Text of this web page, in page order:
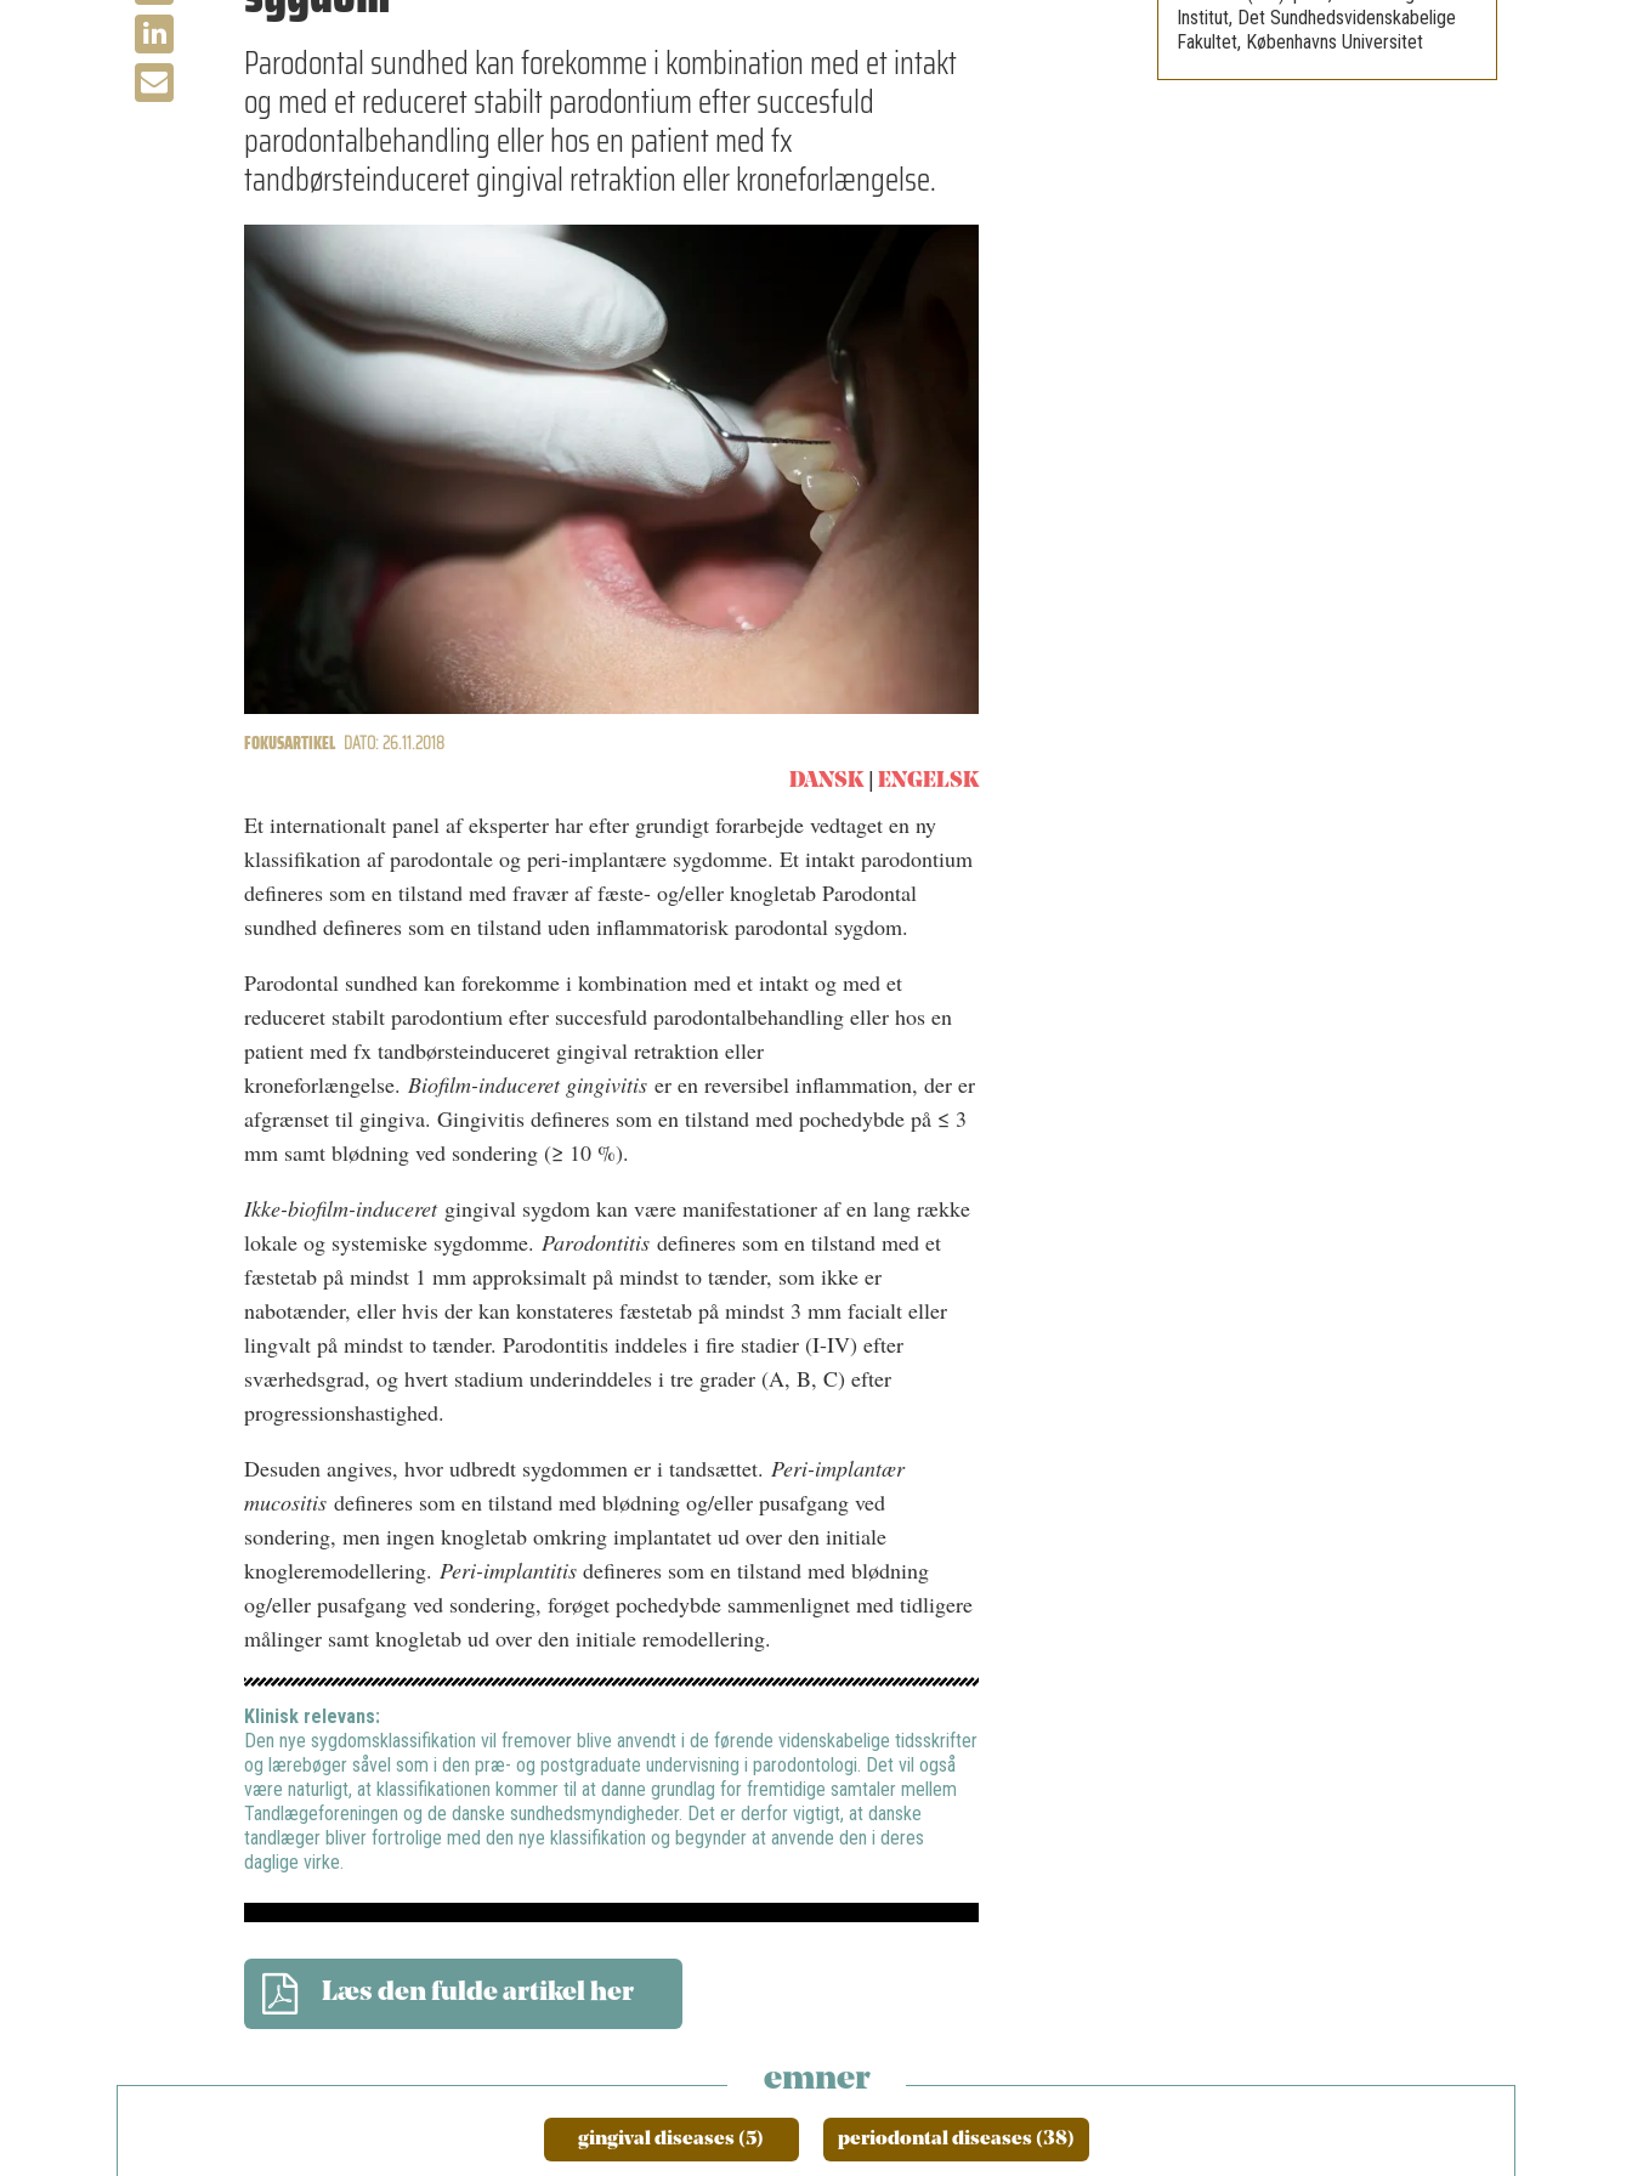
Parodontal sundhed kan forekomme i kombination med et intakt
og med et reduceret stabilt parodontium efter succesfuld
parodontalbehandling eller hos en patient med fx
tandbørsteinduceret gingival retraktion eller kroneforlængelse.
FOKUSARTIKEL DATO: 26.11.2018
DANSK ENGELSK
Et internationalt panel af eksperter har efter grundigt forarbejde vedtaget en ny
klassifikation af parodontale og peri-implantære sygdomme. Et intakt parodontium
defineres som en tilstand med fravær af fæste- og/eller knogletab Parodontal
sundhed defineres som en tilstand uden inflammatorisk parodontal sygdom.
Parodontal sundhed kan forekomme i kombination med et intakt og med et
reduceret stabilt parodontium efter succesfuld parodontalbehandling eller hos en
patient med fx tandbørsteinduceret gingival retraktion eller
kroneforlængelse. Biofilm-induceret gingivitis er en reversibel inflammation, der er
afgrænset til gingiva. Gingivitis defineres som en tilstand med pochedybde på ≤ 3
mm samt blødning ved sondering (≥ 10 %).
Ikke-biofilm-induceretgingival sygdom kan være manifestationer af en lang række
lokale og systemiske sygdomme. Parodontitis defineres som en tilstand med et
fæstetab på mindst 1 mm approksimalt på mindst to tænder, som ikke er
nabotænder, eller hvis der kan konstateres fæstetab på mindst 3 mm facialt eller
lingvalt på mindst to tænder. Parodontitis inddeles i fire stadier (I-IV) efter
sværhedsgrad, og hvert stadium underinddeles i tre grader (A, B, C) efter
progressionshastighed.
Desuden angives, hvor udbredt sygdommen er i tandsættet. Peri-implantær
mucositis defineres som en tilstand med blødning og/eller pusafgang ved
sondering, men ingen knogletab omkring implantatet ud over den initiale
knogleremodellering. Peri-implantitis defineres som en tilstand med blødning
og/eller pusafgang ved sondering, forøget pochedybde sammenlignet med tidligere
målinger samt knogletab ud over den initiale remodellering.
Klinisk relevans:
Den nye sygdomsklassifikation vil fremover blive anvendt i de førende videnskabelige tidsskrifter
og lærebøger såvel som i den præ- og postgraduate undervisning i parodontologi. Det vil også
være naturligt, at klassifikationen kommer til at danne grundlag for fremtidige samtaler mellem
Tandlægeforeningen og de danske sundhedsmyndigheder. Det er derfor vigtigt, at danske
tandlæger bliver fortrolige med den nye klassifikation og begynder at anvende den i deres
daglige virke.
Læs den fulde artikel her
Institut, Det Sundhedsvidenskabelige
Fakultet, Københavns Universitet
emner
gingival diseases (5) periodontal diseases (38)